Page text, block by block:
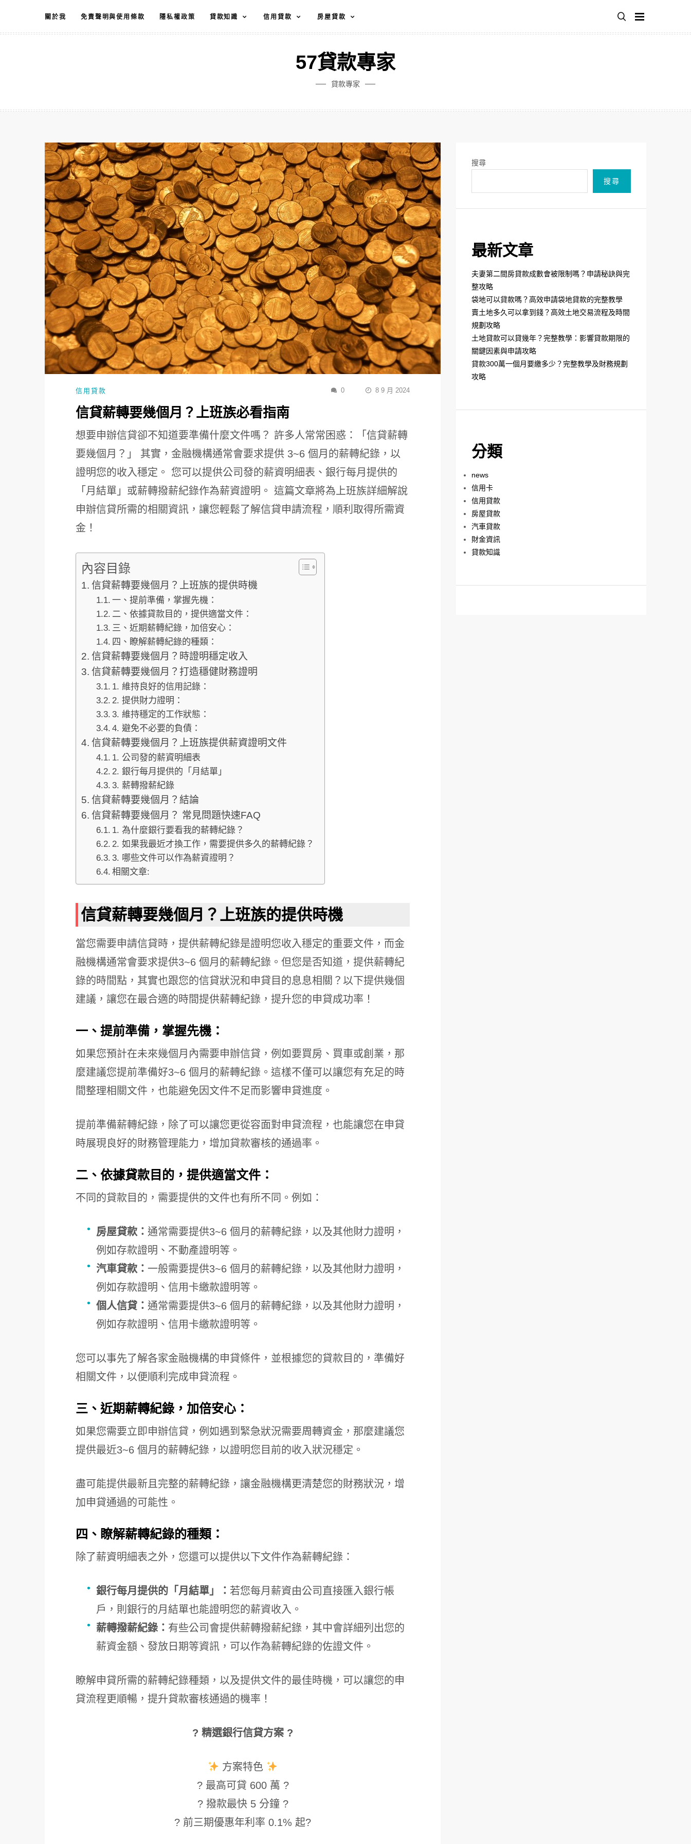
主
關於我 免責聲明與使用條款 隱私權政策 貸款知識 信用貸款 房屋貸款
57貸款專家
貸款專家
信用貸款 0 8 9 月 2024
信貸薪轉要幾個月？上班族必看指南
想要申辦信貸卻不知道要準備什麼文件嗎？ 許多人常常困惑：「信貸薪轉
要幾個月？」 其實，金融機構通常會要求提供 3~6 個月的薪轉紀錄，以
證明您的收入穩定。 您可以提供公司發的薪資明細表、銀行每月提供的
「月結單」或薪轉撥薪紀錄作為薪資證明。 這篇文章將為上班族詳細解說
申辦信貸所需的相關資訊，讓您輕鬆了解信貸申請流程，順利取得所需資
金！
內容目錄
信貸薪轉要幾個月？上班族的提供時機
一、提前準備，掌握先機：
二、依據貸款目的，提供適當文件：
三、近期薪轉紀錄，加倍安心：
四、瞭解薪轉紀錄的種類：
信貸薪轉要幾個月？時證明穩定收入
信貸薪轉要幾個月？打造穩健財務證明
1. 維持良好的信用記錄：
2. 提供財力證明：
3. 維持穩定的工作狀態：
4. 避免不必要的負債：
信貸薪轉要幾個月？上班族提供薪資證明文件
1. 公司發的薪資明細表
2. 銀行每月提供的「月結單」
3. 薪轉撥薪紀錄
信貸薪轉要幾個月？結論
信貸薪轉要幾個月？ 常見問題快速FAQ
1. 為什麼銀行要看我的薪轉紀錄？
2. 如果我最近才換工作，需要提供多久的薪轉紀錄？
3. 哪些文件可以作為薪資證明？
相關文章:
信貸薪轉要幾個月？上班族的提供時機
當您需要申請信貸時，提供薪轉紀錄是證明您收入穩定的重要文件，而金
融機構通常會要求提供3~6 個月的薪轉紀錄。但您是否知道，提供薪轉紀
錄的時間點，其實也跟您的信貸狀況和申貸目的息息相關？以下提供幾個
建議，讓您在最合適的時間提供薪轉紀錄，提升您的申貸成功率！
一、提前準備，掌握先機：
如果您預計在未來幾個月內需要申辦信貸，例如要買房、買車或創業，那
麼建議您提前準備好3~6 個月的薪轉紀錄。這樣不僅可以讓您有充足的時
間整理相關文件，也能避免因文件不足而影響申貸進度。
提前準備薪轉紀錄，除了可以讓您更從容面對申貸流程，也能讓您在申貸
時展現良好的財務管理能力，增加貸款審核的通過率。
二、依據貸款目的，提供適當文件：
不同的貸款目的，需要提供的文件也有所不同。例如：
房屋貸款： 通常需要提供3~6 個月的薪轉紀錄，以及其他財力證明，
例如存款證明、不動產證明等。
汽車貸款： 一般需要提供3~6 個月的薪轉紀錄，以及其他財力證明，
例如存款證明、信用卡繳款證明等。
個人信貸： 通常需要提供3~6 個月的薪轉紀錄，以及其他財力證明，
例如存款證明、信用卡繳款證明等。
您可以事先了解各家金融機構的申貸條件，並根據您的貸款目的，準備好
相關文件，以便順利完成申貸流程。
三、近期薪轉紀錄，加倍安心：
如果您需要立即申辦信貸，例如遇到緊急狀況需要周轉資金，那麼建議您
提供最近3~6 個月的薪轉紀錄，以證明您目前的收入狀況穩定。
盡可能提供最新且完整的薪轉紀錄，讓金融機構更清楚您的財務狀況，增
加申貸通過的可能性。
四、瞭解薪轉紀錄的種類：
除了薪資明細表之外，您還可以提供以下文件作為薪轉紀錄：
銀行每月提供的「月結單」： 若您每月薪資由公司直接匯入銀行帳
戶，則銀行的月結單也能證明您的薪資收入。
薪轉撥薪紀錄： 有些公司會提供薪轉撥薪紀錄，其中會詳細列出您的
薪資金額、發放日期等資訊，可以作為薪轉紀錄的佐證文件。
瞭解申貸所需的薪轉紀錄種類，以及提供文件的最佳時機，可以讓您的申
貸流程更順暢，提升貸款審核通過的機率！
? 精選銀行信貸方案 ?
方案特色
? 最高可貸 600 萬 ?
? 撥款最快 5 分鐘 ?
? 前三期優惠年利率 0.1% 起?
搜尋
搜尋
最新文章
夫妻第二間房貸款成數會被限制嗎？申請秘訣與完
整攻略
袋地可以貸款嗎？高效申請袋地貸款的完整教學
賣土地多久可以拿到錢？高效土地交易流程及時間
規劃攻略
土地貸款可以貸幾年？完整教學：影響貸款期限的
關鍵因素與申請攻略
貸款300萬一個月要繳多少？完整教學及財務規劃
攻略
分類
news
信用卡
信用貸款
房屋貸款
汽車貸款
財金資訊
貸款知識